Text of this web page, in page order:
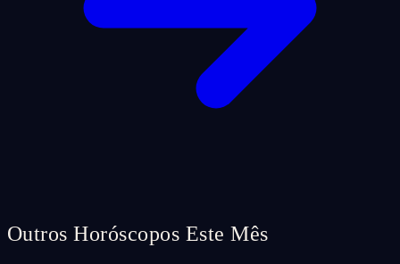
Outros Horóscopos Este Mês